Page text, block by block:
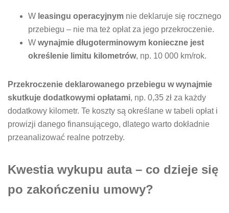
W leasingu operacyjnym nie deklaruje się rocznego
przebiegu – nie ma też opłat za jego przekroczenie.
W wynajmie długoterminowym konieczne jest
określenie limitu kilometrów, np. 10 000 km/rok.
Przekroczenie deklarowanego przebiegu w wynajmie
skutkuje dodatkowymi opłatami, np. 0,35 zł za każdy
dodatkowy kilometr. Te koszty są określane w tabeli opłat i
prowizji danego finansującego, dlatego warto dokładnie
przeanalizować realne potrzeby.
Kwestia wykupu auta – co dzieje się
po zakończeniu umowy?